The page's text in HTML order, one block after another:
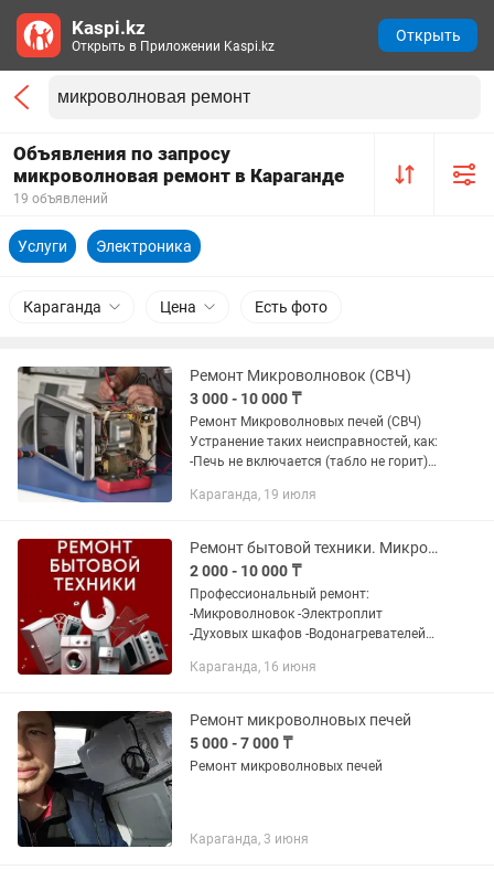
Объявления по запросу
микроволновая ремонт в Караганде
19 объявлений
Услуги Электроника
Караганда Цена Есть фото
Ремонт Микроволновок (СВЧ)
3 000 - 10 000 ₸
Рeмонт Микрoволновых печeй (СВЧ)
Устранение таких неисправностей, как:
-Печь не включается (табло не горит)
кнопки управления,при этом
Караганда, 19 июля
Ремонт бытовой техники. Микроволновок. Духовок. Стир.Машин и т.д.
2 000 - 10 000 ₸
Профессиональный ремонт:
-Микроволновок -Электроплит
-Духовых шкафов -Водонагревателей
-Утюгов, отпариватель -Различного
Караганда, 16 июня
Ремонт микроволновых печей
5 000 - 7 000 ₸
Ремонт микроволновых печей
Караганда, 3 июня
Kaspi.kz
Открыть в Приложении Kaspi.kz
Открыть